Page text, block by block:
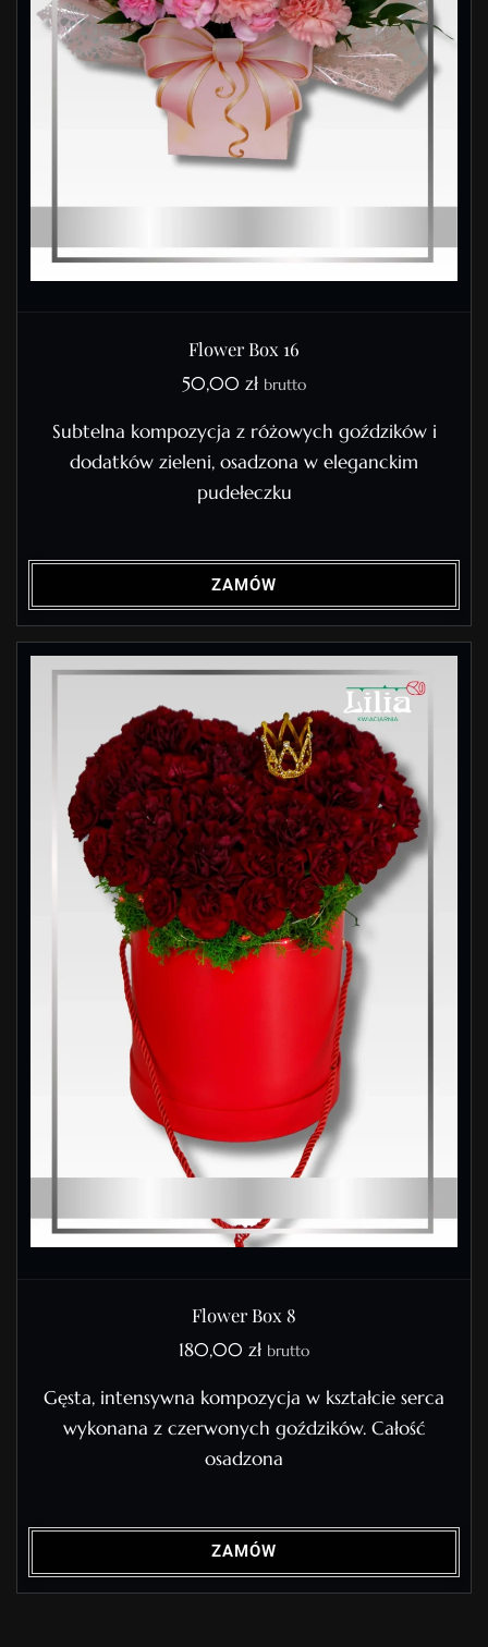
Flower Box 16
50,00 zł brutto
Subtelna kompozycja z różowych goździków i
dodatków zieleni, osadzona w eleganckim
pudełeczku
ZAMÓW
Flower Box 8
180,00 zł brutto
Gęsta, intensywna kompozycja w kształcie serca
wykonana z czerwonych goździków. Całość
osadzona
ZAMÓW